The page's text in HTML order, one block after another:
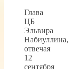
Глава
ЦБ
Эльвира
Набиуллина,
отвечая
12
сентября